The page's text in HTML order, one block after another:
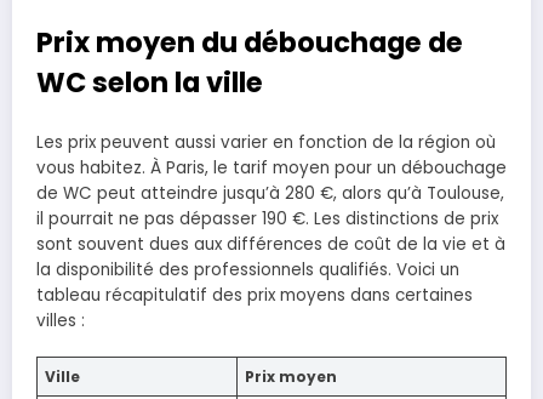
Prix moyen du débouchage de
WC selon la ville
Les prix peuvent aussi varier en fonction de la région où
vous habitez. À Paris, le tarif moyen pour un débouchage
de WC peut atteindre jusqu’à 280 €, alors qu’à Toulouse,
il pourrait ne pas dépasser 190 €. Les distinctions de prix
sont souvent dues aux différences de coût de la vie et à
la disponibilité des professionnels qualifiés. Voici un
tableau récapitulatif des prix moyens dans certaines
villes :
Ville Prix moyen